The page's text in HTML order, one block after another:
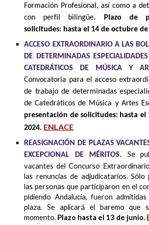
Formación Profesional, así como a
con perfil bilingüe. Plazo de
solicitudes: hasta el 14 de octubre de
ACCESO EXTRAORDINARIO A LAS
DE DETERMINADAS
CATEDRÁTICOS DE MÚSICA Y
Convocatoria para el acceso
de trabajo de determinadas
de Catedráticos de Música y Artes
presentación de solicitudes: hasta el
2024. ENLACE
REASIGNACIÓN DE PLAZAS
EXCEPCIONAL DE MÉRITOS. Se
vacantes del Concurso
las renuncias de adjudicatarios.
las personas que participaron en el
pidiendo Andalucía, fueron
plaza. Se aplicará el baremo que
momento. Plazo hasta el 13 de junio.